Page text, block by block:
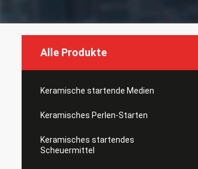
Alle Produkte
Keramische startende Medien
Keramisches Perlen-Starten
Keramisches startendes
Scheuermittel